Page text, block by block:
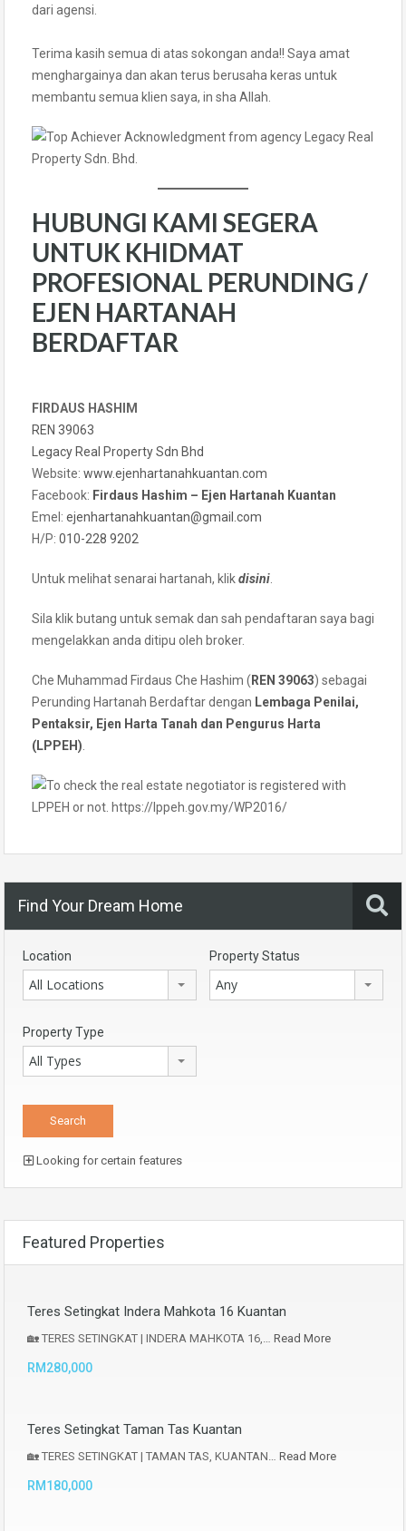
dari agensi.
Terima kasih semua di atas sokongan anda!! Saya amat
menghargainya dan akan terus berusaha keras untuk
membantu semua klien saya, in sha Allah.
HUBUNGI KAMI SEGERA
UNTUK KHIDMAT
PROFESIONAL PERUNDING /
EJEN HARTANAH
BERDAFTAR
FIRDAUS HASHIM
REN 39063
Legacy Real Property Sdn Bhd
Website: www.ejenhartanahkuantan.com
Facebook: Firdaus Hashim – Ejen Hartanah Kuantan
Emel: ejenhartanahkuantan@gmail com
H/P: 010-228 9202
Untuk melihat senarai hartanah, klikdisini
Sila klik butang untuk semak dan sah pendaftaran saya bagi
mengelakkan anda ditipu oleh broker.
Che Muhammad Firdaus Che Hashim ( REN 39063) sebagai
Perunding Hartanah Berdaftar dengan Lembaga Penilai,
Pentaksir, Ejen Harta Tanah dan Pengurus Harta
(LPPEH)
Find Your Dream Home
Location
All Locations
Property Status
Any
Property Type
All Types
Looking for certain features
Featured Properties
Teres Setingkat Indera Mahkota 16 Kuantan
🏡 TERES SETINGKAT | INDERA MAHKOTA 16,… Read More
RM280,000
Teres Setingkat Taman Tas Kuantan
🏡 TERES SETINGKAT | TAMAN TAS, KUANTAN… Read More
RM180,000